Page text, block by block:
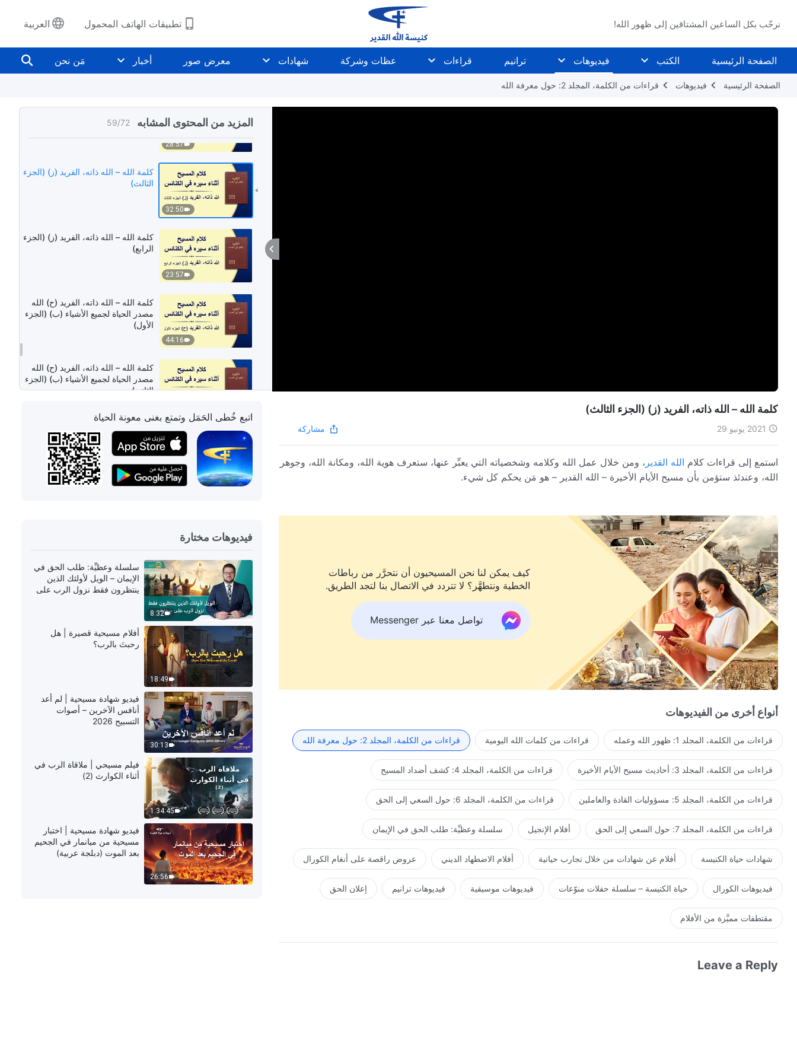
نرحّب بكل الساعين المشتاقين إلى ظهور الله! تطبيقات الهاتف المحمول العربية
الصفحة الرئيسية الكتب فيديوهات ترانيم قراءات عظات وشركة شهادات معرض صور أخبار مَن نحن
الصفحة الرئيسية فيديوهات قراءات من الكلمة، المجلد 2: حول معرفة الله
المزيد من المحتوى المشابه 59/72
الأول)
28:57
كلمة الله – الله ذاته، الفريد (ز) (الجزء
الثاني)
32:50
كلمة الله – الله ذاته، الفريد (ز) (الجزء
الثالث)
23:57
كلمة الله – الله ذاته، الفريد (ز) (الجزء
الرابع)
44:16
كلمة الله – الله ذاته، الفريد (ح) الله
مصدر الحياة لجميع الأشياء (ب) (الجزء
الأول)
كلمة الله – الله ذاته، الفريد (ح) الله
مصدر الحياة لجميع الأشياء (ب) (الجزء
الثاني)
38:09
كلمة الله – الله ذاته، الفريد (ح) الله
مصدر الحياة لجميع الأشياء (ب) (الجزء
الثالث)
23:15
43:36
كلمة الله – الله ذاته، الفريد (ط) الله
مصدر الحياة لجميع الأشياء (ج) (الجزء
الأول)
43:05
كلمة الله – الله ذاته، الفريد (ط) الله
مصدر الحياة لجميع الأشياء (ج) (الجزء
الثاني)
40:26
كلمة الله – الله ذاته، الفريد (ط) الله
مصدر الحياة لجميع الأشياء (ج) (الجزء
الثالث)
40:00
كلمة الله – الله ذاته، الفريد (ي) الله
مصدر الحياة لجميع الأشياء (د) (الجزء
الأول)
29:08
كلمة الله – الله ذاته، الفريد (ي) الله
مصدر الحياة لجميع الأشياء (د) (الجزء
الثاني)
كلمة الله – الله ذاته، الفريد (ز) (الجزء الثالث)
2021 يونيو 29 مشاركة
استمع إلى قراءات كلام الله القدير ، ومن خلال عمل الله وكلامه وشخصياته التي يعبِّر عنها، ستعرف هوية الله، ومكانة الله، وجوهر
الله، وعندئذ ستؤمن بأن مسيح الأيام الأخيرة – الله القدير – هو مَن يحكم كل شيء.
كيف يمكن لنا نحن المسيحيون أن نتحرَّر من رباطات
الخطية ونتطهَّر؟ لا تتردد في الاتصال بنا لتجد الطريق.
تواصل معنا عبر Messenger
أنواع أخرى من الفيديوهات
قراءات من الكلمة، المجلد 1: ظهور الله وعمله قراءات من كلمات الله اليومية قراءات من الكلمة، المجلد 2: حول معرفة الله
قراءات من الكلمة، المجلد 3: أحاديث مسيح الأيام الأخيرة قراءات من الكلمة، المجلد 4: كشف أضداد المسيح
قراءات من الكلمة، المجلد 5: مسؤوليات القادة والعاملين قراءات من الكلمة، المجلد 6: حول السعي إلى الحق
قراءات من الكلمة، المجلد 7: حول السعي إلى الحق أفلام الإنجيل سلسلة وعظيِّة: طلب الحق في الإيمان
شهادات حياة الكنيسة أفلام عن شهادات من خلال تجارب حياتية أفلام الاضطهاد الديني عروض راقصة على أنغام الكورال
فيديوهات الكورال حياة الكنيسة – سلسلة حفلات منوّعات فيديوهات موسيقية فيديوهات ترانيم إعلان الحق
مقتطفات مميَّزة من الأفلام
Leave a Reply
اتبع خُطى الحَمَل وتمتع بغنى معونة الحياة
فيديوهات مختارة
8:32
سلسلة وعظيِّة: طلب الحق في
الإيمان – الويل لأولئك الذين
ينتظرون فقط نزول الرب على
18:49
أفلام مسيحية قصيرة | هل
رحبتَ بالرب؟
30:13
فيديو شهادة مسيحية | لم أعد
أنافس الآخرين – أصوات
التسبيح 2026
1:34:45
فيلم مسيحي | ملاقاة الرب في
أثناء الكوارث (2)
26:56
فيديو شهادة مسيحية | اختبار
مسيحية من ميانمار في الجحيم
بعد الموت (دبلجة عربية)